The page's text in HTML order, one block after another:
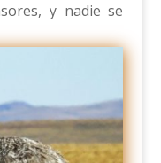
y nadie se